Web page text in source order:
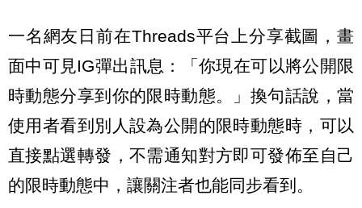
一名網友日前在Threads平台上分享截圖，畫
面中可見IG彈出訊息：「你現在可以將公開限
時動態分享到你的限時動態。」換句話說，當
使用者看到別人設為公開的限時動態時，可以
直接點選轉發，不需通知對方即可發佈至自己
的限時動態中，讓關注者也能同步看到。